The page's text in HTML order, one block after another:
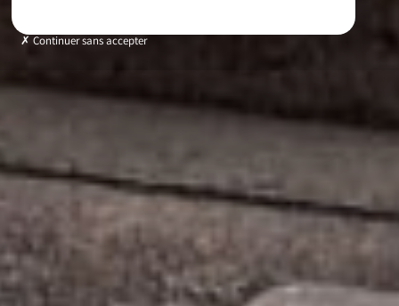
Continuer sans accepter